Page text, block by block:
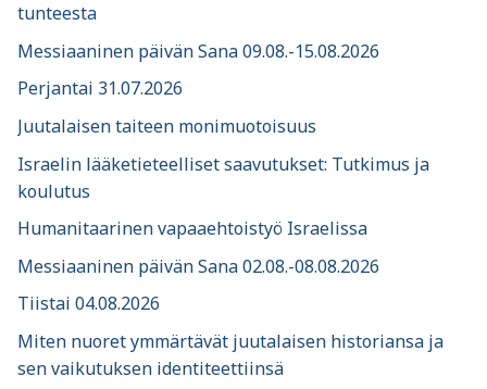
tunteesta
Messiaaninen päivän Sana 09.08.-15.08.2026
Perjantai 31.07.2026
Juutalaisen taiteen monimuotoisuus
Israelin lääketieteelliset saavutukset: Tutkimus ja
koulutus
Humanitaarinen vapaaehtoistyö Israelissa
Messiaaninen päivän Sana 02.08.-08.08.2026
Tiistai 04.08.2026
Miten nuoret ymmärtävät juutalaisen historiansa ja
sen vaikutuksen identiteettiinsä